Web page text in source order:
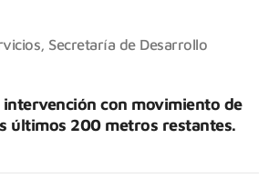
Secretaría de Desarrollo
intervención con movimiento de
últimos 200 metros restantes.